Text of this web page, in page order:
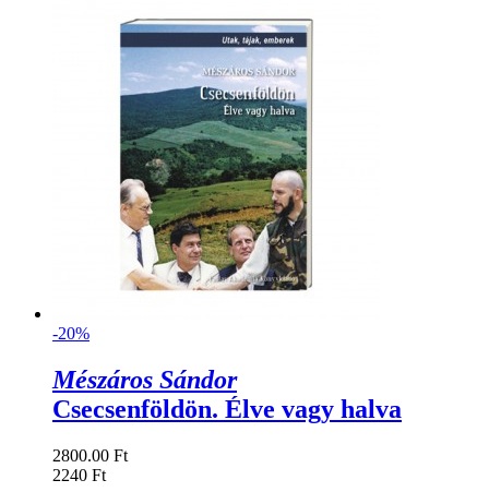
-20%
Mészáros Sándor
Csecsenföldön. Élve vagy halva
2800.00 Ft
2240 Ft